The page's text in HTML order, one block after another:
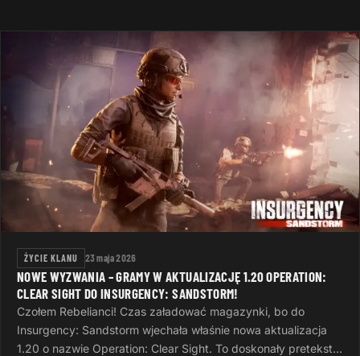
ŻYCIE KLANU 23 maja 2026
NOWE WYZWANIA – GRAMY W AKTUALIZACJĘ 1.20 OPERATION:
CLEAR SIGHT DO INSURGENCY: SANDSTORM!
Czołem Rebelianci! Czas załadować magazynki, bo do
Insurgency: Sandstorm wjechała właśnie nowa aktualizacja
1.20 o nazwie Operation: Clear Sight. To doskonały pretekst,